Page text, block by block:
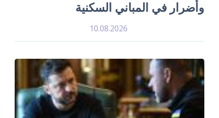
وأضرار في المباني السكنية
10.08.2026